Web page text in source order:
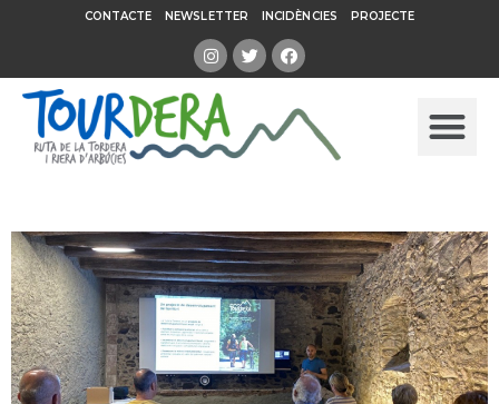
CONTACTE NEWSLETTER INCIDÈNCIES PROJECTE